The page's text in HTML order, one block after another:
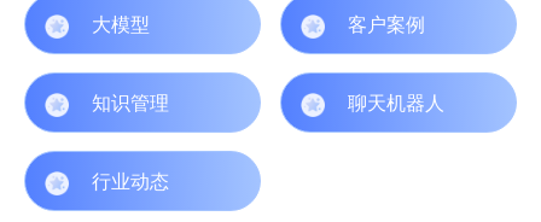
大模型 客户案例
知识管理 聊天机器人
行业动态